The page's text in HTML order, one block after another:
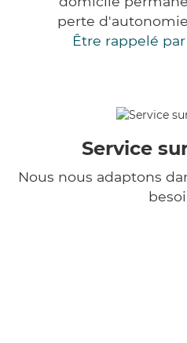
perte
Être rappelé
Service
Nous nous adaptons